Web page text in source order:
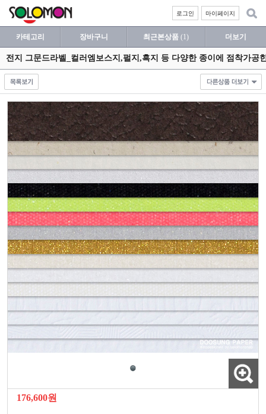
마이페이지
로그인
카테고리 장바구니 최근본상품 (1) 더보기
전지 그문드라벨_컬러엠보스지,펄지,흑지 등 다양한 종이에 점착가공
176,600원